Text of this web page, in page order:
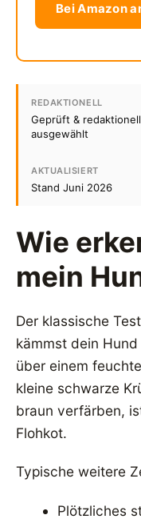
Bei Amazon
REDAKTIONELL
Geprüft & redaktionell
ausgewählt
AKTUALISIERT
Stand Juni 2026
Wie
mein
Der klassische
kämmst dein
über einem
kleine schwarze
braun verfärben,
Flohkot.
Typische weitere
Plötzliches